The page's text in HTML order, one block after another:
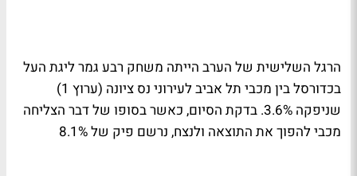
הרגל השלישית של הערב הייתה משחק רבע גמר ליגת העל
בכדורסל בין מכבי תל אביב לעירוני נס ציונה (ערוץ 1)
שניפקה 3.6%. בדקת הסיום, כאשר בסופו של דבר הצליחה
מכבי להפוך את התוצאה ולנצח, נרשם פיק של 8.1%